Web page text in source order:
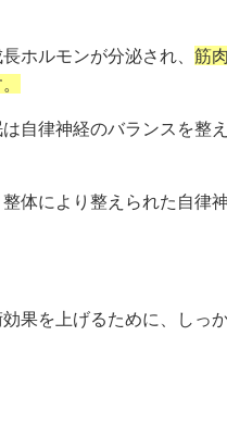
ホルモンが分泌され、 筋
自律神経のバランスを整
体により整えられた自律
果を上げるために、しっ